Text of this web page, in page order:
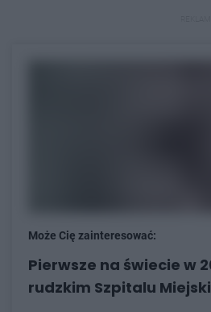
Może Cię zainteresować:
Pierwsze na świecie w
rudzkim Szpitalu